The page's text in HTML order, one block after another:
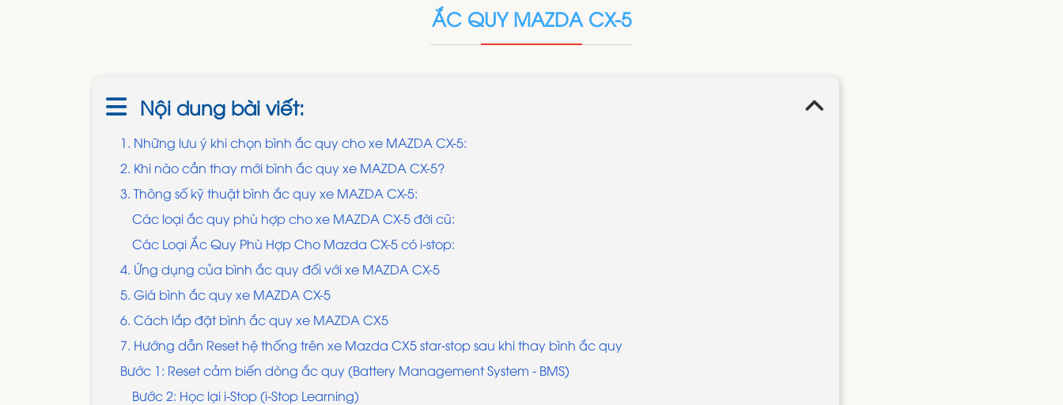
ẮC QUY MAZDA CX-5
Nội dung bài viết:
1. Những lưu ý khi chọn bình ắc quy cho xe MAZDA CX-5:
2. Khi nào cần thay mới bình ắc quy xe MAZDA CX-5?
3. Thông số kỹ thuật bình ắc quy xe MAZDA CX-5:
Các loại ắc quy phù hợp cho xe MAZDA CX-5 đời cũ:
Các Loại Ắc Quy Phù Hợp Cho Mazda CX-5 có i-stop:
4. Ứng dụng của bình ắc quy đối với xe MAZDA CX-5
5. Giá bình ắc quy xe MAZDA CX-5
6. Cách lắp đặt bình ắc quy xe MAZDA CX5
7. Hướng dẫn Reset hệ thống trên xe Mazda CX5 star-stop sau khi thay bình ắc quy
Bước 1: Reset cảm biến dòng ắc quy (Battery Management System - BMS)
Bước 2: Học lại i-Stop (i-Stop Learning)